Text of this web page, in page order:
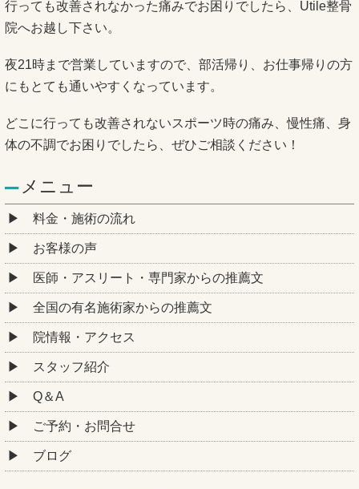
行っても改善されなかった痛みでお困りでしたら、Utile整骨
院へお越し下さい。
夜21時まで営業していますので、部活帰り、お仕事帰りの方
にもとても通いやすくなっています。
どこに行っても改善されないスポーツ時の痛み、慢性痛、身
体の不調でお困りでしたら、ぜひご相談ください！
メニュー
料金・施術の流れ
お客様の声
医師・アスリート・専門家からの推薦文
全国の有名施術家からの推薦文
院情報・アクセス
スタッフ紹介
Q＆A
ご予約・お問合せ
ブログ